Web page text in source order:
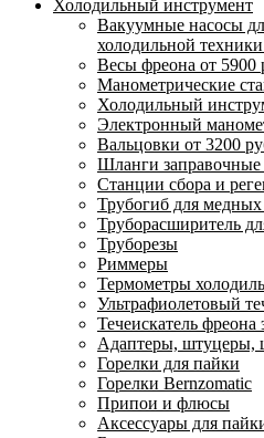
Холодильный инструмент
Вакуумные насосы
холодильной
Весы фреона от 5900
Манометрические
Холодильный
Электронный
Вальцовки от 3200
Шланги заправочные
Станции сбора и
Трубогиб для медных
Труборасширитель
Труборезы
Риммеры
Термометры
Ультрафиолетовый
Течеискатель
Адаптеры, штуцеры,
Горелки для пайки
Горелки Bernzomatic
Припои и флюсы
Аксессуары для